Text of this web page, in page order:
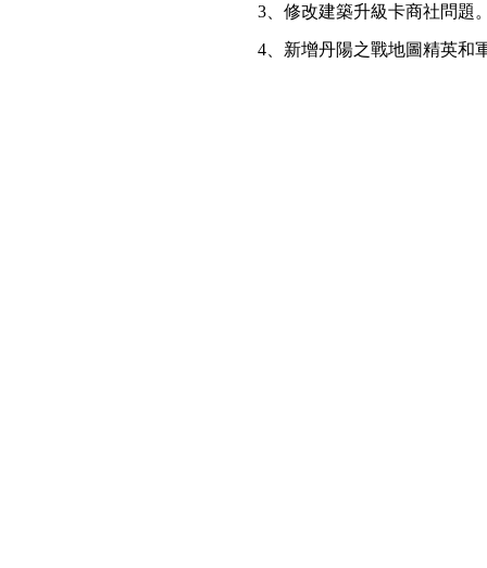
3、修改建築升級卡商社問題
4、新增丹陽之戰地圖精英和